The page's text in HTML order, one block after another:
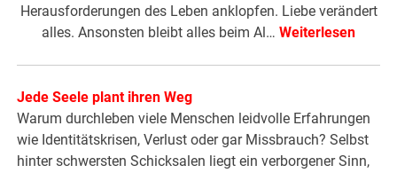
Herausforderungen des Leben anklopfen. Liebe verändert
alles. Ansonsten bleibt alles beim Al… Weiterlesen
Jede Seele plant ihren Weg
Warum durchleben viele Menschen leidvolle Erfahrungen
wie Identitätskrisen, Verlust oder gar Missbrauch? Selbst
hinter schwersten Schicksalen liegt ein verborgener Sinn,